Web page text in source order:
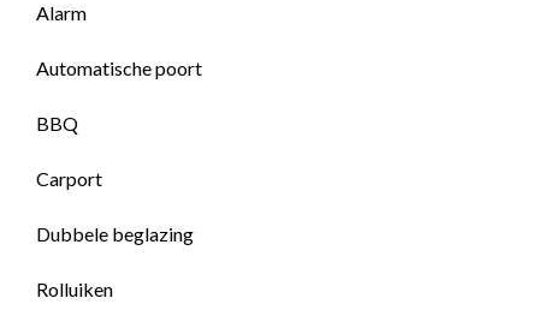
Alarm
Automatische poort
BBQ
Carport
Dubbele beglazing
Rolluiken